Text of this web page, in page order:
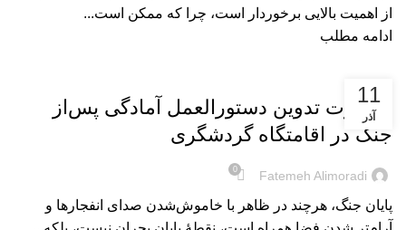
از اهمیت بالایی برخوردار است، چرا که ممکن است...
ادامه مطلب
11
آذر
ضرورت تدوین دستورالعمل آمادگی پس‌از
جنگ در اقامتگاه گردشگری
Fatemeh Alimoradi
0
پایان جنگ، هرچند در ظاهر با خاموش‌شدن صدای انفجارها و